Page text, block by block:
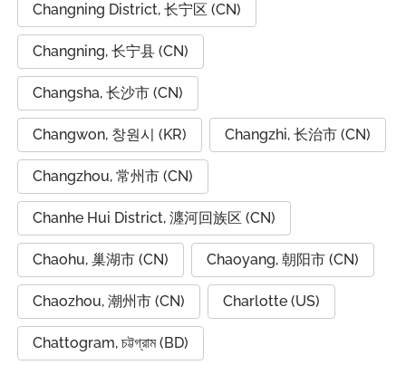
Changning District, 长宁区 (CN)
Changning, 长宁县 (CN)
Changsha, 长沙市 (CN)
Changwon, 창원시 (KR) Changzhi, 长治市 (CN)
Changzhou, 常州市 (CN)
Chanhe Hui District, 瀍河回族区 (CN)
Chaohu, 巢湖市 (CN) Chaoyang, 朝阳市 (CN)
Chaozhou, 潮州市 (CN) Charlotte (US)
Chattogram, চট্টগ্রাম (BD)